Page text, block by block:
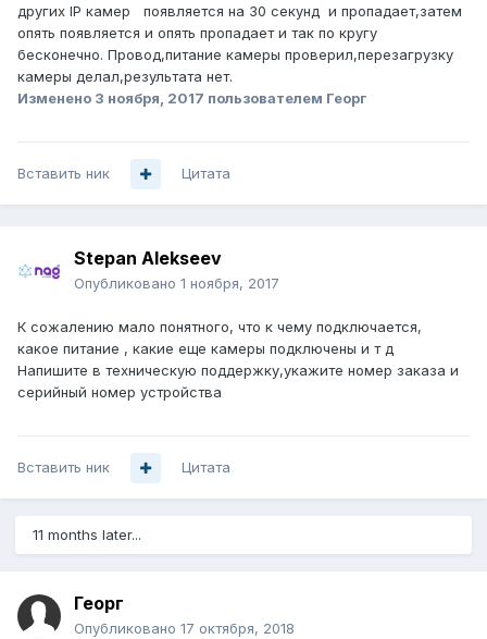
других IP камер появляется на 30 секунд и пропадает,затем
опять появляется и опять пропадает и так по кругу
бесконечно. Провод,питание камеры проверил,перезагрузку
камеры делал,результата нет.
Изменено 3 ноября, 2017 пользователем Георг
Вставить ник Цитата
Stepan Alekseev
Опубликовано 1 ноября, 2017
К сожалению мало понятного, что к чему подключается,
какое питание , какие еще камеры подключены и т д
Напишите в техническую поддержку,укажите номер заказа и
серийный номер устройства
Вставить ник Цитата
11 months later...
Георг
Опубликовано 17 октября, 2018